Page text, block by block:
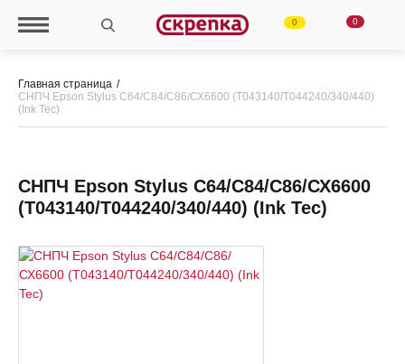
0 0
Главная страница
СНПЧ Epson Stylus C64/С84/С86/СХ6600 (T043140/T044240/340/440)
(Ink Tec)
СНПЧ Epson Stylus C64/С84/С86/СХ6600
(T043140/T044240/340/440) (Ink Tec)